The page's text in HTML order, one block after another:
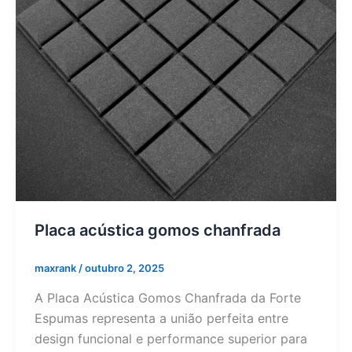
Placa acústica gomos chanfrada
maxrank /outubro 2, 2025
A Placa Acústica Gomos Chanfrada da Forte
Espumas representa a união perfeita entre
design funcional e performance superior para